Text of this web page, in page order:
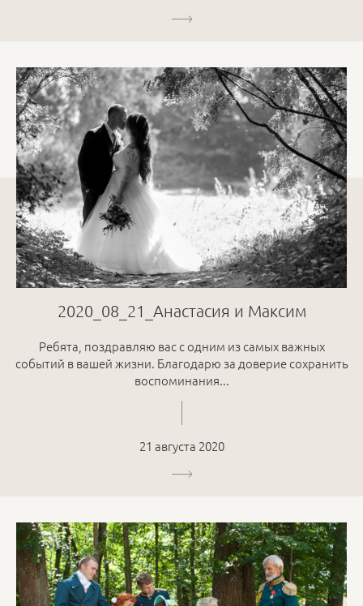
2020_08_21_Анастасия и Максим
Ребята, поздравляю вас с одним из самых важных
событий в вашей жизни. Благодарю за доверие сохранить
воспоминания...
21 августа 2020